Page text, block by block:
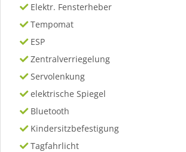
Elektr. Fensterheber
Tempomat
ESP
Zentralverriegelung
Servolenkung
elektrische Spiegel
Bluetooth
Kindersitzbefestigung
Tagfahrlicht